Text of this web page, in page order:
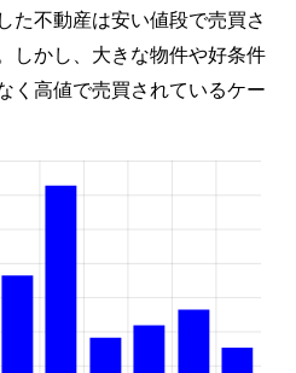
た不動産は安い値段で売買さ
しかし、大きな物件や好条件
く高値で売買されているケー